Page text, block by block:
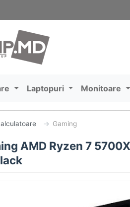
Laptopuri Monitoare
Gaming
AMD Ryzen 7